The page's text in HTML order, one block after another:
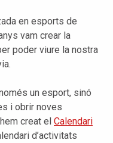
en esports de
vam crear la
poder viure la nostra
un esport, sinó
i obrir noves
creat el Calendari
d’activitats